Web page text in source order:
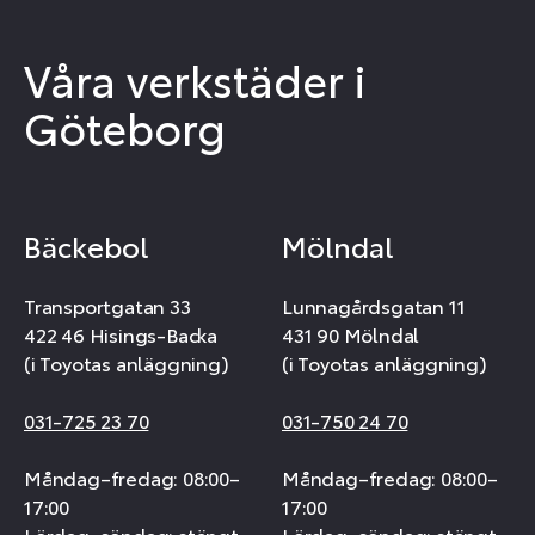
Våra verkstäder i
Göteborg
Bäckebol
Transportgatan 33
422 46 Hisings-Backa
(i Toyotas anläggning)
031-725 23 70
Måndag–fredag: 08:00–
17:00
Mölndal
Lunnagårdsgatan 11
431 90 Mölndal
(i Toyotas anläggning)
031-750 24 70
Måndag–fredag: 08:00–
17:00